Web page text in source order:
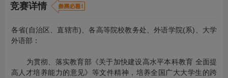
竞赛详情
各省(自治区、直辖市)、各高等院校教务处、外语学院(系)、大学
外语部：
为贯彻、落实教育部《关于加快建设高水平本科教育 全面提
高人才培养能力的意见》等文件精神，培养全国广大大学生的跨